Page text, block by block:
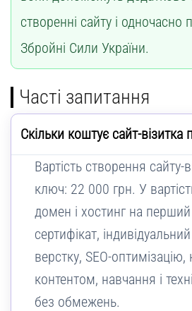
створенні сайту і одночасно
Збройні Сили України.
Часті запитання
Скільки коштує сайт-візитка
Вартість створення сайту-
ключ: 22 000 грн. У
домен і хостинг на перший
сертифікат,
верстку, SEO-
контентом, навчання і
без обмежень.